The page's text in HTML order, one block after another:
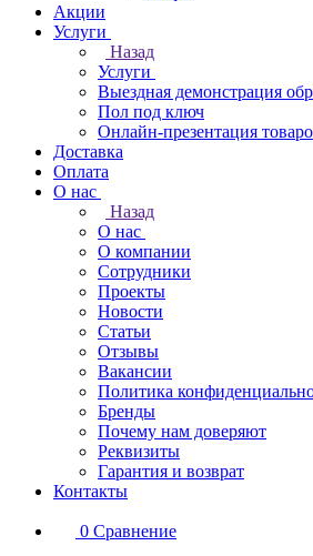
Акции
Услуги
Назад
Услуги
Выездная демонстрация
Пол под ключ
Онлайн-презентация
Доставка
Оплата
О нас
Назад
О нас
О компании
Сотрудники
Проекты
Новости
Статьи
Отзывы
Вакансии
Политика
Бренды
Почему нам доверяют
Реквизиты
Гарантия и возврат
Контакты
0 Сравнение